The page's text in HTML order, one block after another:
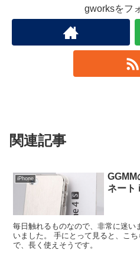
gworksをフ
関連記事
iPhone
GGMM
ネート
毎日触れるものなので、非常に迷い
いました。 手にとって見ると、こ
で、長く使えそうです。